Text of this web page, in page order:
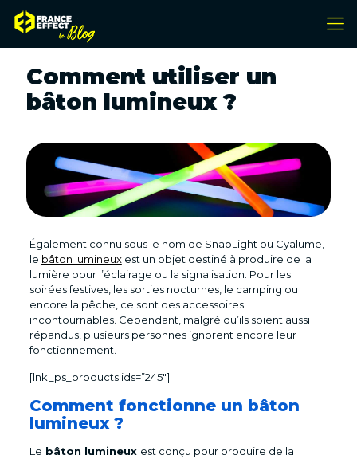
Comment utiliser un
bâton lumineux ?
Également connu sous le nom de SnapLight ou Cyalume,
le bâton lumineuxest un objet destiné à produire de la
lumière pour l’éclairage ou la signalisation. Pour les
soirées festives, les sorties nocturnes, le camping ou
encore la pêche, ce sont des accessoires
incontournables. Cependant, malgré qu’ils soient aussi
répandus, plusieurs personnes ignorent encore leur
fonctionnement.
[lnk_ps_products ids=”245″]
Comment fonctionne un bâton
lumineux ?
Le bâton lumineux est conçu pour produire de la